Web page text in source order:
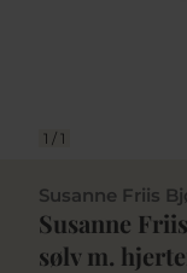
1 / 1
Susanne Friis
Susanne
sølv m.